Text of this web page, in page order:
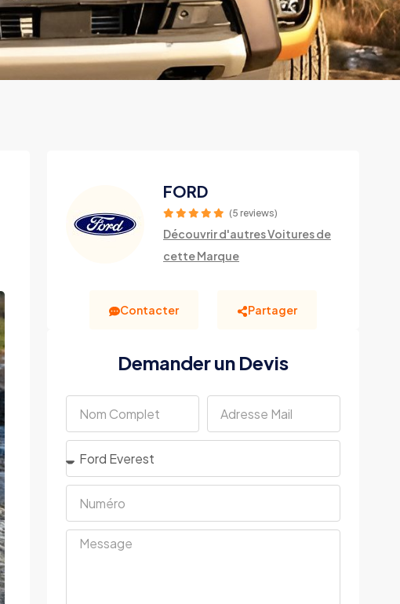
FORD
(5 reviews)
Découvrir d'autres Voitures de
cette Marque
Contacter Partager
Demander un Devis